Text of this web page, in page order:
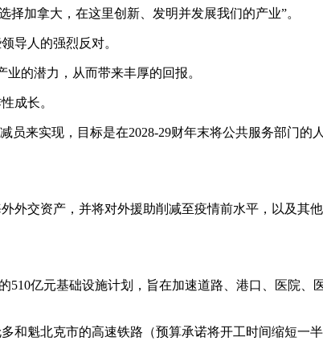
加拿大，在这里创新、发明并发展我们的产业”。
导人的强烈反对。
的潜力，从而带来丰厚的回报。
成长。
来实现，目标是在2028-29财年末将公共服务部门的
外交资产，并将对外援助削减至疫情前水平，以及其
510亿元基础设施计划，旨在加速道路、港口、医院、
和魁北克市的高速铁路（预算承诺将开工时间缩短一